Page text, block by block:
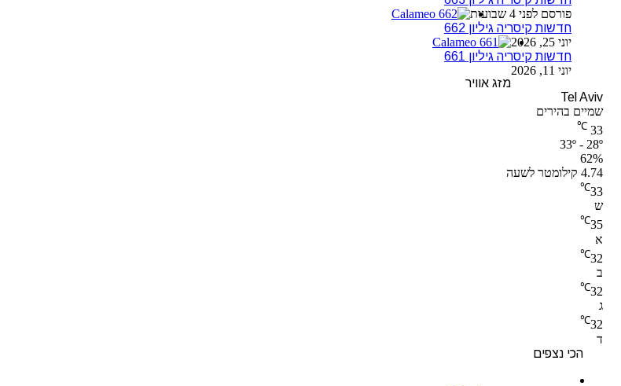
פורסם לפני 4 שבועות
חדשות קיסריה גיליון 662
יוני 25, 2026
חדשות קיסריה גיליון 661
יוני 11, 2026
מזג אוויר
Tel Aviv
שמיים בהירים
33
℃
33º - 28º
62%
4.74 קילומטר לשעה
33
℃
ש
35
℃
א
32
℃
ב
32
℃
ג
32
℃
ד
הכי נצפים